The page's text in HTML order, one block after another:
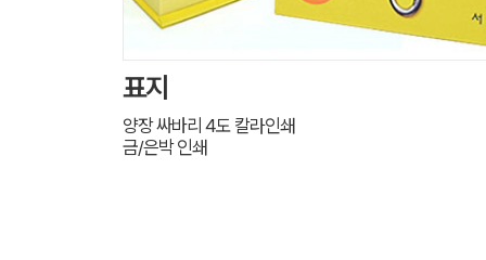
표지
양장 싸바리 4도 칼라인쇄
금/은박 인쇄